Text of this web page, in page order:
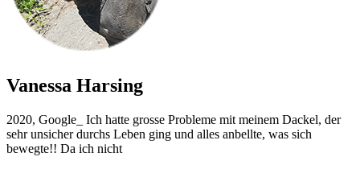
Vanessa Harsing
2020, Google_ Ich hatte grosse Probleme mit meinem Dackel, der
sehr unsicher durchs Leben ging und alles anbellte, was sich
bewegte!! Da ich nicht